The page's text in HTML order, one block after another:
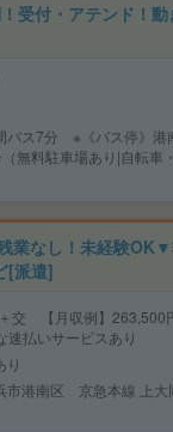
受付・アテンド！動
バス7分 ※《バス停》港
無料駐車場あり|自転車
業なし！未経験
[派遣]
交 【月収例】
速払いサービスあり
り
市港南区 京急本線 上大